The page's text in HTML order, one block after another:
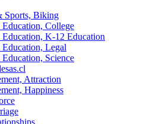
Sports, Biking
College
Education, K-12 Education
Legal
Science
Attraction
Happiness